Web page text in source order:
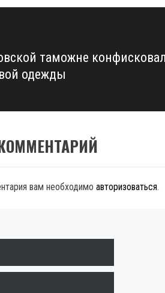
таможне
одежды
вам необходимо авторизоваться.